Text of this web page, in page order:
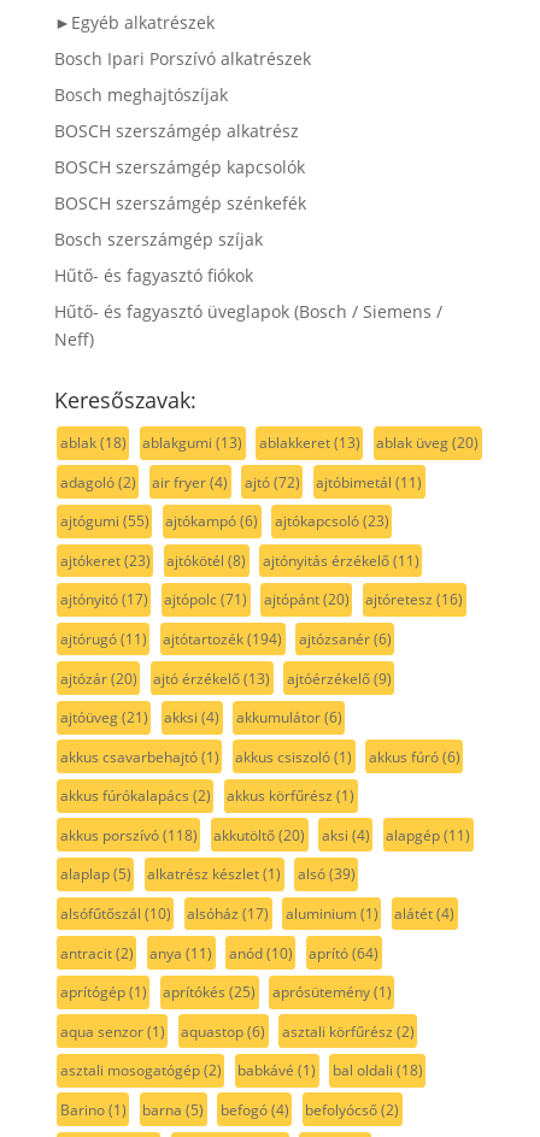
►Egyéb alkatrészek
Bosch Ipari Porszívó alkatrészek
Bosch meghajtószíjak
BOSCH szerszámgép alkatrész
BOSCH szerszámgép kapcsolók
BOSCH szerszámgép szénkefék
Bosch szerszámgép szíjak
Hűtő- és fagyasztó fiókok
Hűtő- és fagyasztó üveglapok (Bosch / Siemens /
Neff)
Keresőszavak:
ablak(18) ablakgumi (13) ablakkeret(13) ablak üveg(20)
adagoló(2) air fryer(4) ajtó(72) ajtóbimetál (11)
ajtógumi (55) ajtókampó(6) ajtókapcsoló(23)
ajtókeret(23) ajtókötél (8) ajtónyitás érzékelő(11)
ajtónyitó(17) ajtópolc(71) ajtópánt(20) ajtóretesz (16)
ajtórugó(11) ajtótartozék(194) ajtózsanér(6)
ajtózár(20) ajtó érzékelő(13) ajtóérzékelő(9)
ajtóüveg(21) akksi (4) akkumulátor(6)
akkus csavarbehajtó(1) akkus csiszoló(1) akkus fúró(6)
akkus fúrókalapács (2) akkus körfűrész (1)
akkus porszívó(118) akkutöltő(20) aksi (4) alapgép(11)
alaplap(5) alkatrész készlet(1) alsó(39)
alsófűtőszál (10) alsóház (17) aluminium(1) alátét(4)
antracit(2) anya (11) anód(10) aprító(64)
aprítógép(1) aprítókés (25) aprósütemény(1)
aqua senzor(1) aquastop(6) asztali körfűrész (2)
asztali mosogatógép(2) babkávé (1) bal oldali (18)
Barino(1) barna (5) befogó(4) befolyócső(2)